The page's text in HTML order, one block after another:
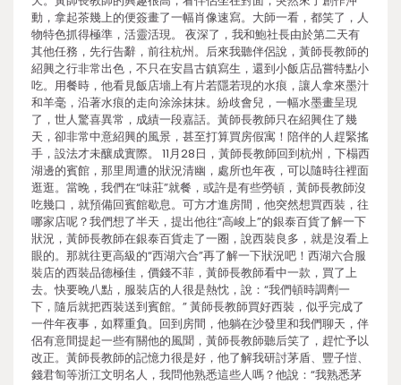
動，拿起茶幾上的便簽畫了一幅肖像速寫。大師一看，都笑了，人
物特色抓得極準，活靈活現。 夜深了，我和鮑社長由於第二天有
其他任務，先行告辭，前往杭州。后來我聽伴侶說，黃師長教師的
紹興之行非常出色，不只在安昌古鎮寫生，還到小飯店品嘗特點小
吃。用餐時，他看見飯店墻上有片若隱若現的水痕，讓人拿來墨汁
和羊毫，沿著水痕的走向涂涂抹抹。紛歧會兒，一幅水墨畫呈現
了，世人驚喜異常，成績一段嘉話。黃師長教師只在紹興住了幾
天，卻非常中意紹興的風景，甚至打算買房假寓！陪伴的人趕緊搖
手，設法才未釀成實際。 11月28日，黃師長教師回到杭州，下榻西
湖邊的賓館，那里周遭的狀況清幽，處所也年夜，可以隨時往裡面
逛逛。當晚，我們在“味莊”就餐，或許是有些勞頓，黃師長教師沒
吃幾口，就預備回賓館歇息。可方才進房間，他突然想買西裝，往
哪家店呢？我們想了半天，提出他往“高峻上”的銀泰百貨了解一下
狀況，黃師長教師在銀泰百貨走了一圈，說西裝良多，就是沒看上
眼的。那就往更高級的“西湖六合”再了解一下狀況吧！西湖六合服
裝店的西裝品德極佳，價錢不菲，黃師長教師看中一款，買了上
去。快要晚八點，服裝店的人很是熱忱，說：“我們頓時調劑一
下，隨后就把西裝送到賓館。” 黃師長教師買好西裝，似乎完成了
一件年夜事，如釋重負。回到房間，他躺在沙發里和我們聊天，伴
侶有意間提起一些有關他的風聞，黃師長教師聽后笑了，趕忙予以
改正。黃師長教師的記憶力很是好，他了解我研討茅盾、豐子愷、
錢君匋等浙江文明名人，我問他熟悉這些人嗎？他說：“我熟悉茅